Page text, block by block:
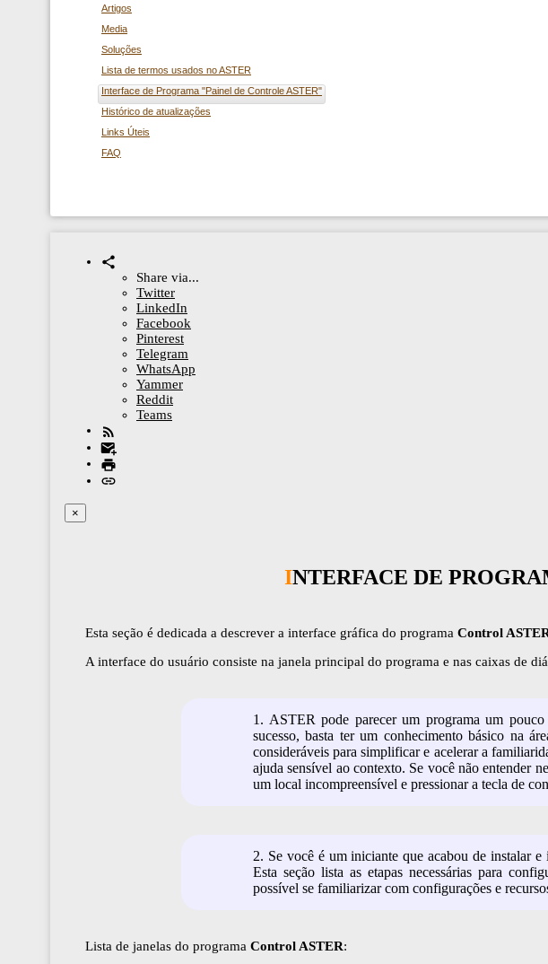
Artigos
Media
Soluções
Lista de termos usados ​​no ASTER
Interface de Programa "Painel de Controle ASTER"
Histórico de atualizações
Links Úteis
FAQ
Share via...
Twitter
LinkedIn
Facebook
Pinterest
Telegram
WhatsApp
Yammer
Reddit
Teams
×
INTERFACE DE
Esta seção é dedicada a descrever a interface gráfica do programa Control
A interface do usuário consiste na janela principal do programa e nas caixas de
1. ASTER pode parecer um programa um
sucesso, basta ter um conhecimento básico na
consideráveis para simplificar e acelerar a
ajuda sensível ao contexto. Se você não entender
um local incompreensível e pressionar a tecla de
2. Se você é um iniciante que acabou de instalar
Esta seção lista as etapas necessárias para
possível se familiarizar com configurações e
Lista de janelas do programa Control ASTER: